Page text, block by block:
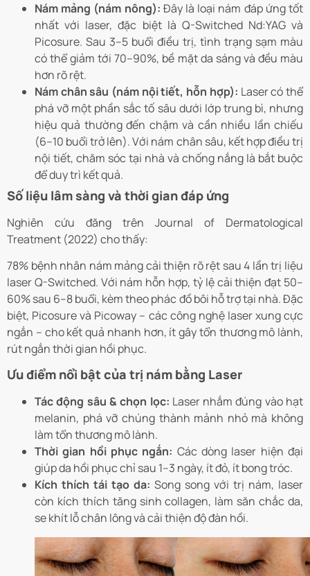
Nám mảng (nám nông): Đây là loại nám đáp ứng tốt
nhất với laser, đặc biệt là Q-Switched Nd:YAG và
Picosure. Sau 3–5 buổi điều trị, tình trạng sạm màu
có thể giảm tới 70–90%, bề mặt da sáng và đều màu
hơn rõ rệt.
Nám chân sâu (nám nội tiết, hỗn hợp): Laser có thể
phá vỡ một phần sắc tố sâu dưới lớp trung bì, nhưng
hiệu quả thường đến chậm và cần nhiều lần chiếu
(6–10 buổi trở lên). Với nám chân sâu, kết hợp điều trị
nội tiết, chăm sóc tại nhà và chống nắng là bắt buộc
để duy trì kết quả.
Số liệu lâm sàng và thời gian đáp ứng
Nghiên cứu đăng trên Journal of Dermatological
Treatment (2022) cho thấy:
78% bệnh nhân nám mảng cải thiện rõ rệt sau 4 lần trị liệu
laser Q-Switched. Với nám hỗn hợp, tỷ lệ cải thiện đạt 50–
60% sau 6–8 buổi, kèm theo phác đồ bôi hỗ trợ tại nhà. Đặc
biệt, Picosure và Picoway – các công nghệ laser xung cực
ngắn – cho kết quả nhanh hơn, ít gây tổn thương mô lành,
rút ngắn thời gian hồi phục.
Ưu điểm nổi bật của trị nám bằng Laser
Tác động sâu & chọn lọc: Laser nhắm đúng vào hạt
melanin, phá vỡ chúng thành mảnh nhỏ mà không
làm tổn thương mô lành.
Thời gian hồi phục ngắn: Các dòng laser hiện đại
giúp da hồi phục chỉ sau 1–3 ngày, ít đỏ, ít bong tróc.
Kích thích tái tạo da: Song song với trị nám, laser
còn kích thích tăng sinh collagen, làm săn chắc da,
se khít lỗ chân lông và cải thiện độ đàn hồi.